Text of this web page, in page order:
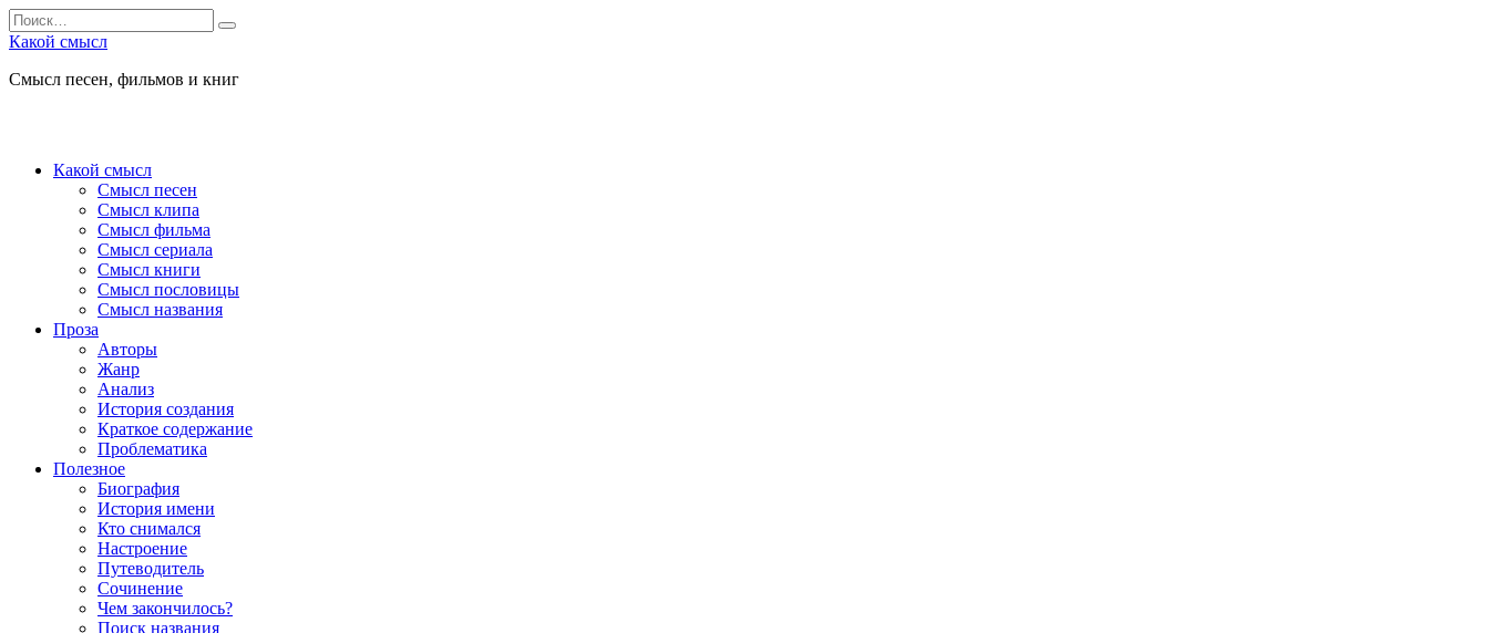
Перейти
к
Search
for:
Какой смысл
Смысл песен, фильмов и книг
Какой смысл
Смысл песен
Смысл клипа
Смысл фильма
Смысл сериала
Смысл книги
Смысл пословицы
Смысл названия
Проза
Авторы
Жанр
Анализ
История создания
Краткое содержание
Проблематика
Полезное
Биография
История имени
Кто снимался
Настроение
Путеводитель
Сочинение
Чем закончилось?
Поиск названия